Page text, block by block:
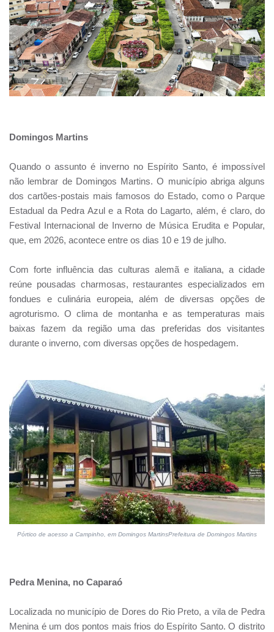
Domingos Martins
Quando o assunto é inverno no Espírito Santo, é impossível
não lembrar de Domingos Martins. O município abriga alguns
dos cartões-postais mais famosos do Estado, como o Parque
Estadual da Pedra Azul e a Rota do Lagarto, além, é claro, do
Festival Internacional de Inverno de Música Erudita e Popular,
que, em 2026, acontece entre os dias 10 e 19 de julho.
Com forte influência das culturas alemã e italiana, a cidade
reúne pousadas charmosas, restaurantes especializados em
fondues e culinária europeia, além de diversas opções de
agroturismo. O clima de montanha e as temperaturas mais
baixas fazem da região uma das preferidas dos visitantes
durante o inverno, com diversas opções de hospedagem.
Pórtico de acesso a Campinho, em Domingos MartinsPrefeitura de Domingos Martins
Pedra Menina, no Caparaó
Localizada no município de Dores do Rio Preto, a vila de Pedra
Menina é um dos pontos mais frios do Espírito Santo. O distrito